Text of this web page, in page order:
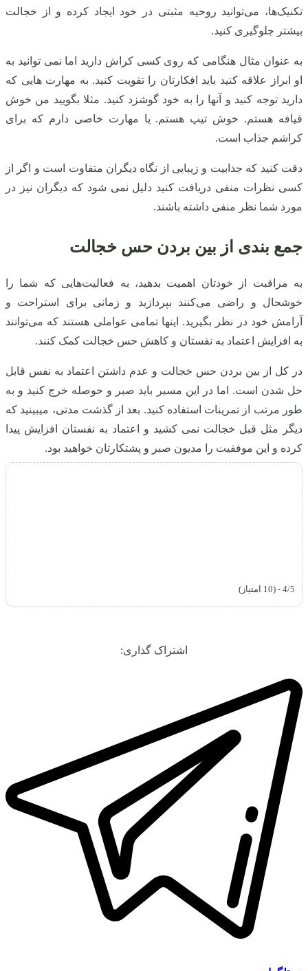
تکنیک‌ها، می‌توانید روحیه مثبتی در خود ایجاد کرده و از خجالت
بیشتر جلوگیری کنید.
به عنوان مثال هنگامی که روی کسی کراش دارید اما نمی توانید به
او ابراز علاقه کنید باید افکارتان را تقویت کنید. به مهارت هایی که
دارید توجه کنید و آنها را به خود گوشزد کنید. مثلا بگویید من خوش
قیافه هستم. خوش تیپ هستم. یا مهارت خاصی دارم که برای
کراشم جذاب است.
دقت کنید که جذابیت و زیبایی از نگاه دیگران متفاوت است و اگر از
کسی نظرات منفی دریافت کنید دلیل نمی شود که دیگران نیز در
مورد شما نظر منفی داشته باشند.
جمع بندی از بین بردن حس خجالت
به مراقبت از خودتان اهمیت بدهید، به فعالیت‌هایی که شما را
خوشحال و راضی می‌کنند بپردازید و زمانی برای استراحت و
آرامش خود در نظر بگیرید. اینها تمامی عواملی هستند که می‌توانند
به افزایش اعتماد به نفستان و کاهش حس خجالت کمک کنند.
در کل از بین بردن حس خجالت و عدم داشتن اعتماد به نفس قابل
حل شدن است. اما در این مسیر باید صبر و حوصله خرج کنید و به
طور مرتب از تمرینات استفاده کنید. بعد از گذشت مدتی، میبینید که
دیگر مثل قبل خجالت نمی کشید و اعتماد به نفستان افزایش پیدا
کرده و این موفقیت را مدیون صبر و پشتکارتان خواهید بود.
4/5 - (10 امتیاز)
اشتراک گذاری: